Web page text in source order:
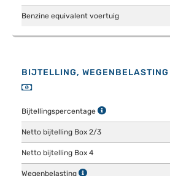
Benzine equivalent voertuig
BIJTELLING,
Bijtellingspercentage
Netto bijtelling Box 2/3
Netto bijtelling Box 4
Wegenbelasting